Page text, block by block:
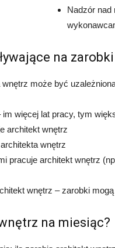
Nadzór nad
na
może być
więcej lat pracy, tym
architekt wnętrz
wnętrz
pracuje architekt wnętrz
wnętrz – zarobki
na miesiąc?